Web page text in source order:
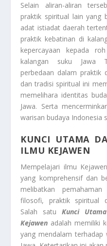
Selain aliran-aliran
praktik spiritual lain yang
adat istiadat daerah
praktik kebatinan di
kepercayaan kepada
kalangan suku Jawa
perbedaan dalam praktik
dan tradisi spiritual ini
memelihara identitas
Jawa. Serta
warisan budaya Indonesia
KUNCI UTAMA
ILMU KEJAWEN
Mempelajari ilmu
yang komprehensif dan
melibatkan
filosofi, praktik spiritual
Salah satuKunci
Kejawen adalah memiliki
yang mendalam terhadap